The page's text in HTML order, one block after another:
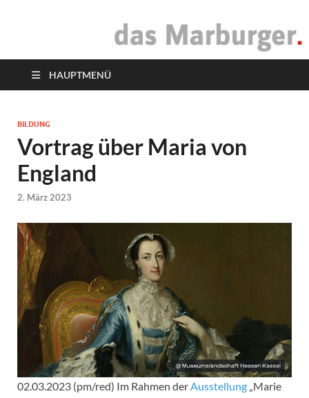
das Marburger.
HAUPTMENÜ
BILDUNG
Vortrag über Maria von
England
2. März 2023
02.03.2023 (pm/red) Im Rahmen derAusstellung „Marie